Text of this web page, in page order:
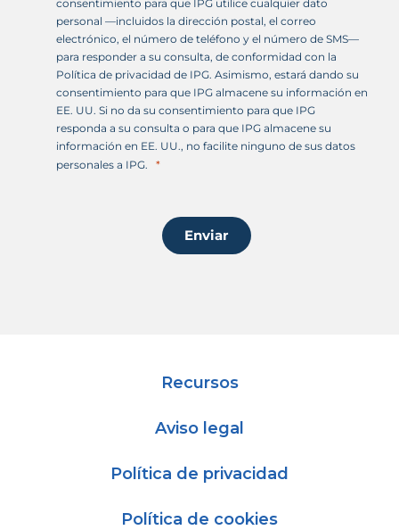
consentimiento para que IPG utilice cualquier dato
personal —incluidos la dirección postal, el correo
electrónico, el número de teléfono y el número de SMS—
para responder a su consulta, de conformidad con la
Política de privacidad de IPG. Asimismo, estará dando su
consentimiento para que IPG almacene su información en
EE. UU. Si no da su consentimiento para que IPG
responda a su consulta o para que IPG almacene su
información en EE. UU., no facilite ninguno de sus datos
personales a IPG.
Enviar
Recursos
Aviso legal
Política de privacidad
Política de cookies